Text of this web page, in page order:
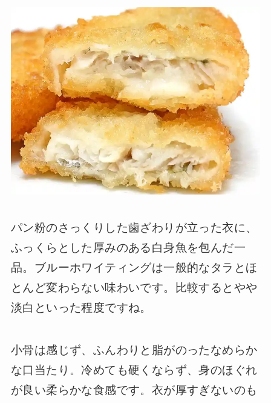
パン粉のさっくりした歯ざわりが立った衣に、
ふっくらとした厚みのある白身魚を包んだ一
品。ブルーホワイティングは一般的なタラとほ
とんど変わらない味わいです。比較するとやや
淡白といった程度ですね。
小骨は感じず、ふんわりと脂がのったなめらか
な口当たり。冷めても硬くならず、身のほぐれ
が良い柔らかな食感です。衣が厚すぎないのも